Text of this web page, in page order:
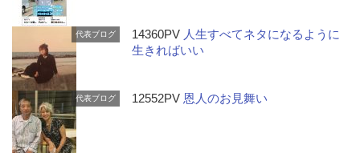
代表ブログ 14360PV 人生すべてネタになるように
生きればいい
代表ブログ 12552PV 恩人のお見舞い